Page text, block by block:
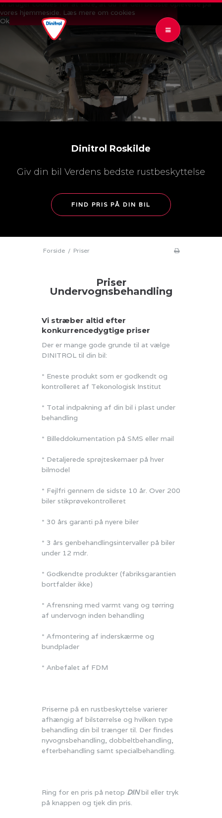
OPEN SUBMENU (RUSTBESKYTTELSE)
RUSTBESKYTTELSE
4
OPEN SUBMENU (KONTROL & GARANTI)
KONTROL & GARANTI
2
OPEN SUBMENU (PRISER)
PRISER
2
OPEN SUBMENU (NYHEDER)
NYHEDER
AR BILUDLEJNING
Vi bruger cookies for at sikre, at du får den bedste oplevelse på
vores hjemmeside. Læs mere om cookies
Ok
Dinitrol Roskilde
Giv din bil Verdens bedste rustbeskyttelse
FIND PRIS PÅ DIN BIL
Forside / Priser
Priser
Undervognsbehandling
Vi stræber altid efter
konkurrencedygtige priser
Der er mange gode grunde til at vælge
DINITROL til din bil:
* Eneste produkt som er godkendt og
kontrolleret af Tekonologisk Institut
* Total indpakning af din bil i plast under
behandling
* Billeddokumentation på SMS eller mail
* Detaljerede sprøjteskemaer på hver
bilmodel
* Fejlfri gennem de sidste 10 år. Over 200
biler stikprøvekontrolleret
* 30 års garanti på nyere biler
* 3 års genbehandlingsintervaller på biler
under 12 mdr.
* Godkendte produkter (fabriksgarantien
bortfalder ikke)
* Afrensning med varmt vang og tørring
af undervogn inden behandling
* Afmontering af inderskærme og
bundplader
* Anbefalet af FDM
Priserne på en rustbeskyttelse varierer
afhængig af bilstørrelse og hvilken type
behandling din bil trænger til. Der findes
nyvognsbehandling, dobbeltbehandling,
efterbehandling samt specialbehandling.
Ring for en pris på netop DINbil eller tryk
på knappen og tjek din pris.